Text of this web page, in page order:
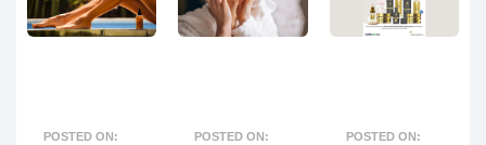
POSTED ON:
POSTED ON:
POSTED ON: